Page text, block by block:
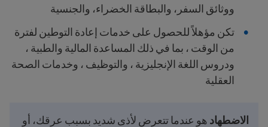
ووثائق السفر، والبطاقة الخضراء، والجنسية
تكن مؤهلاً للحصول على خدمات إعادة التوطين لفترة
من الوقت ، بما في ذلك المساعدة المالية والطبية ،
ودروس اللغة الإنجليزية ، والتوظيف ، وخدمات الصحة
العقلية
الاضطهاد هو عندما تتعرض لأذى شديد بسبب عرقك، أو